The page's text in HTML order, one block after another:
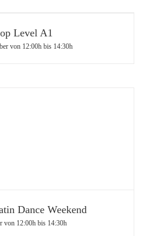
Level A1
von 12:00hbis 14:30h
Dance Weekend
von 12:00hbis 14:30h